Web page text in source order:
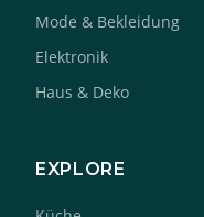
Mode & Bekleidung
Elektronik
Haus & Deko
EXPLORE